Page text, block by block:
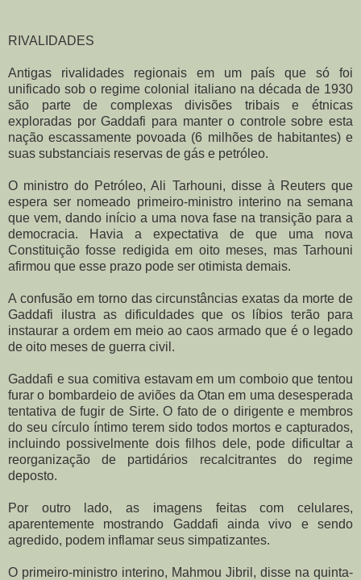
RIVALIDADES
Antigas rivalidades regionais em um país que só foi
unificado sob o regime colonial italiano na década de 1930
são parte de complexas divisões tribais e étnicas
exploradas por Gaddafi para manter o controle sobre esta
nação escassamente povoada (6 milhões de habitantes) e
suas substanciais reservas de gás e petróleo.
O ministro do Petróleo, Ali Tarhouni, disse à Reuters que
espera ser nomeado primeiro-ministro interino na semana
que vem, dando início a uma nova fase na transição para a
democracia. Havia a expectativa de que uma nova
Constituição fosse redigida em oito meses, mas Tarhouni
afirmou que esse prazo pode ser otimista demais.
A confusão em torno das circunstâncias exatas da morte de
Gaddafi ilustra as dificuldades que os líbios terão para
instaurar a ordem em meio ao caos armado que é o legado
de oito meses de guerra civil.
Gaddafi e sua comitiva estavam em um comboio que tentou
furar o bombardeio de aviões da Otan em uma desesperada
tentativa de fugir de Sirte. O fato de o dirigente e membros
do seu círculo íntimo terem sido todos mortos e capturados,
incluindo possivelmente dois filhos dele, pode dificultar a
reorganização de partidários recalcitrantes do regime
deposto.
Por outro lado, as imagens feitas com celulares,
aparentemente mostrando Gaddafi ainda vivo e sendo
agredido, podem inflamar seus simpatizantes.
O primeiro-ministro interino, Mahmou Jibril, disse na quinta-